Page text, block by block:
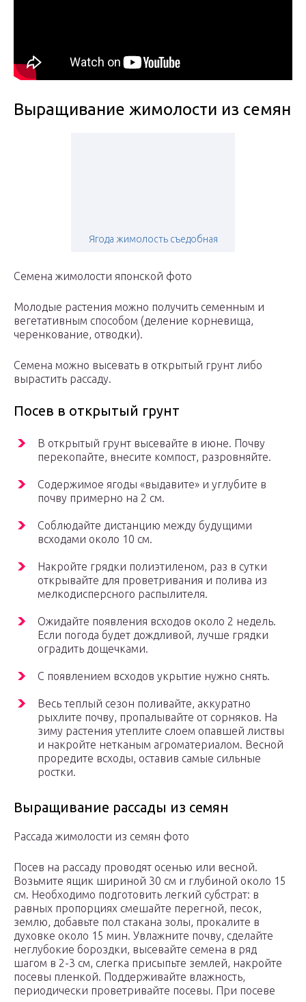
Выращивание жимолости из семян
Ягода жимолость съедобная
Семена жимолости японской фото
Молодые растения можно получить семенным и
вегетативным способом (деление корневища,
черенкование, отводки).
Семена можно высевать в открытый грунт либо
вырастить рассаду.
Посев в открытый грунт
В открытый грунт высевайте в июне. Почву
перекопайте, внесите компост, разровняйте.
Содержимое ягоды «выдавите» и углубите в
почву примерно на 2 см.
Соблюдайте дистанцию между будущими
всходами около 10 см.
Накройте грядки полиэтиленом, раз в сутки
открывайте для проветривания и полива из
мелкодисперсного распылителя.
Ожидайте появления всходов около 2 недель.
Если погода будет дождливой, лучше грядки
оградить дощечками.
С появлением всходов укрытие нужно снять.
Весь теплый сезон поливайте, аккуратно
рыхлите почву, пропалывайте от сорняков. На
зиму растения утеплите слоем опавшей листвы
и накройте нетканым агроматериалом. Весной
проредите всходы, оставив самые сильные
ростки.
Выращивание рассады из семян
Рассада жимолости из семян фото
Посев на рассаду проводят осенью или весной.
Возьмите ящик шириной 30 см и глубиной около 15
см. Необходимо подготовить легкий субстрат: в
равных пропорциях смешайте перегной, песок,
землю, добавьте пол стакана золы, прокалите в
духовке около 15 мин. Увлажните почву, сделайте
неглубокие бороздки, высевайте семена в ряд
шагом в 2-3 см, слегка присыпьте землей, накройте
посевы пленкой. Поддерживайте влажность,
периодически проветривайте посевы. При посеве